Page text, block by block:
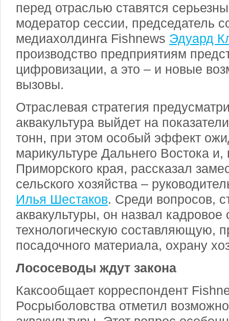
перед отраслью ставятся
модератор сессии, председатель
медиахолдинга Fishnews Эдуард
производство предприятиям
цифровизации, а это – и новые
вызовы.
Отраслевая стратегия
аквакультура выйдет на
тонн, при этом особый эффект
марикультуре Дальнего Востока и,
Приморского края, рассказал
сельского хозяйства –
Илья Шестаков. Среди вопросов,
аквакультуры, он назвал кадровое
технологическую составляющую,
посадочного материала, охрану
Лососеводы ждут закона
Каксообщает корреспондент
Росрыболовства отметил